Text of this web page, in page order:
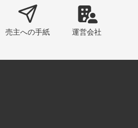
売主への手紙 運営会社